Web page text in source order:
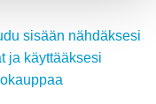
sisään nähdäksesi
ja käyttääksesi